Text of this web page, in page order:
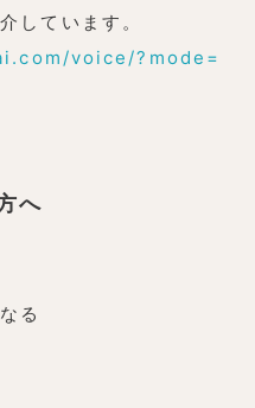
しています。
voice/?mode=
へ
る